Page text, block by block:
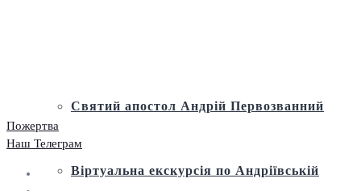
Святий апостол Андрій Первозванний
Віртуальна екскурсія по Андріївській
Пожертва
Наш Телеграм